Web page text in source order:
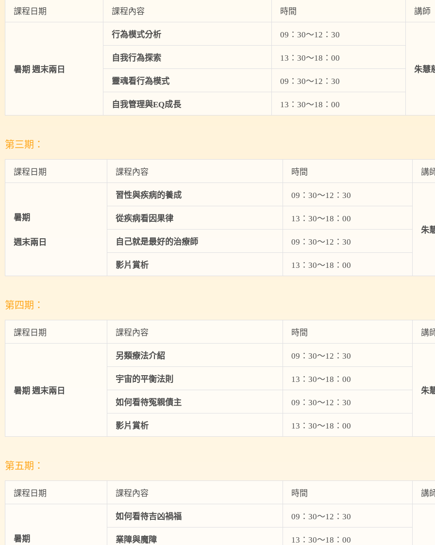
課程日期 課程內容 時間 講師
暑期 週末兩日
行為模式分析 09：30～12：30
朱慧
自我行為探索 13：30～18：00
靈魂看行為模式 09：30～12：30
自我管理與EQ成長 13：30～18：00
第三期：
課程日期 課程內容 時間 講
暑期
週末兩日
習性與疾病的養成 09：30～12：30
朱
從疾病看因果律 13：30～18：00
自己就是最好的治療師 09：30～12：30
影片賞析 13：30～18：00
第四期：
課程日期 課程內容 時間 講
暑期 週末兩日
另類療法介紹 09：30～12：30
朱
宇宙的平衡法則 13：30～18：00
如何看待冤親債主 09：30～12：30
影片賞析 13：30～18：00
第五期：
課程日期 課程內容 時間 講
暑期
如何看待吉凶禍福 09：30～12：30
業障與魔障 13：30～18：00